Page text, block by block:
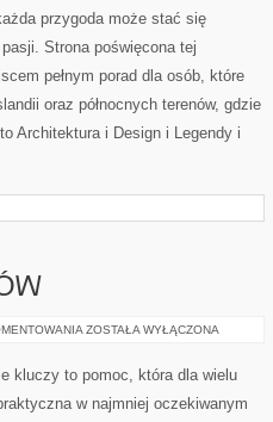
przygoda może stać się
Strona poświęcona tej
pełnym porad dla osób, które
oraz północnych terenów, gdzie
Architektura i Design i Legendy i
TESTY
PRODUKTÓW
ZOSTAŁA WYŁĄCZONA
kluczy to pomoc, która dla wielu
w najmniej oczekiwanym